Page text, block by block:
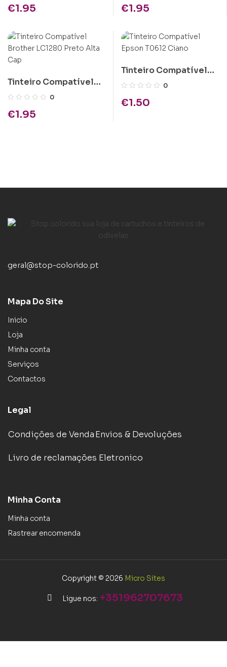
€1.95 €1.95
Tinteiro Compatível
Brother LC1280 Preto
0
€1.95
Tinteiro Compatível
Epson T0612 Ciano
0
€1.50
geral@stop-colorido.pt
Mapa Do Site
Inicio
Loja
Minha conta
Serviços
Contactos
Legal
Condições de VendaEnvios & Devoluções
Livro de reclamações Eletronico
Minha Conta
Minha conta
Rastrear encomenda
Copyright © 2026 Micro Sites
Ligue nos: +351962707673